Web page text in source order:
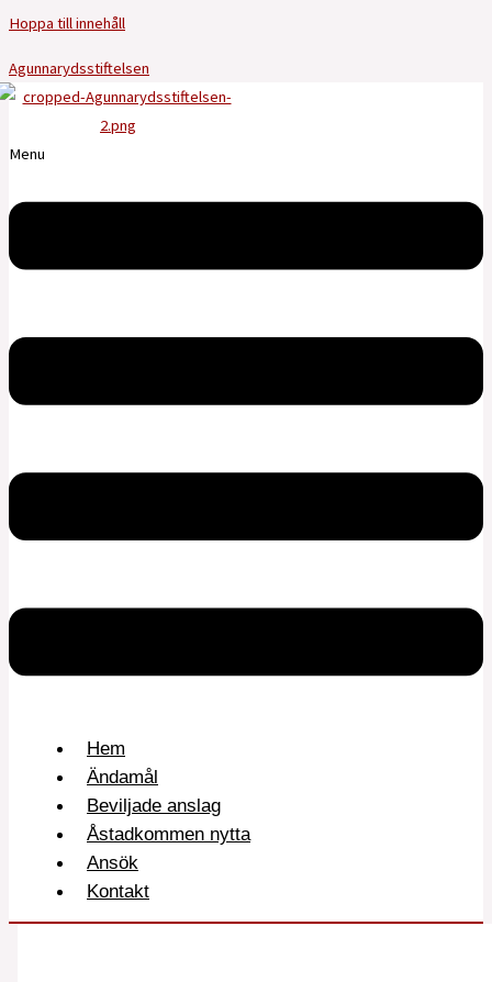
Hoppa till innehåll
Agunnarydsstiftelsen
Menu
Hem
Ändamål
Beviljade anslag
Åstadkommen nytta
Ansök
Kontakt